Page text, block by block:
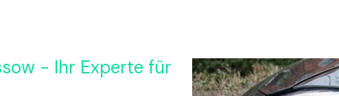
- Ihr Experte für